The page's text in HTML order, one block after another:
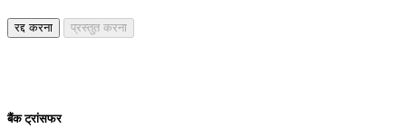
रद्द करना प्रस्तुत करना
बैंक ट्रांसफर